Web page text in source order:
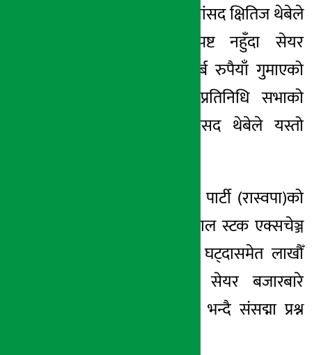
काठमाडौँ । एमाले सांसद क्षितिज थेबेले
सरकारी नीति स्पष्ट नहुँदा सेयर
लगानीकर्ताले ५ खर्ब रुपैयाँ गुमाएको
बताएका छन् । प्रतिनिधि सभाको
बैठकमा बोल्दै सांसद थेबेले यस्तो
उनले राष्ट्रिय स्वतन्त्र पार्टी (रास्वपा)को
सरकार बनेपछि नेपाल स्टकएक्सचेञ्ज
घट्दासमेत लाखौँ
लगानीकर्ता रहेको सेयर बजारबारे
सरकार मौन रहेको भन्दै संसद्मा प्रश्न